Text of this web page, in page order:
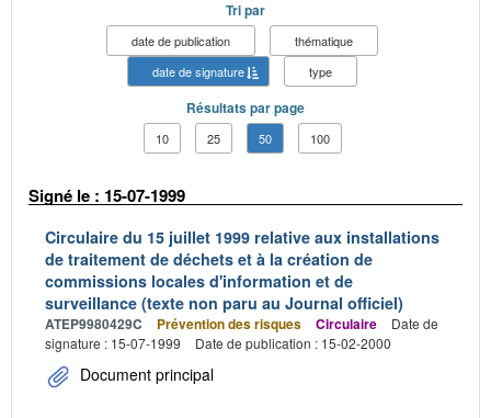
Tri par
date de publication
thématique
date de signature
type
Résultats par page
10 25 50 100
Signé le : 15-07-1999
Circulaire du 15 juillet 1999 relative aux installations
de traitement de déchets et à la création de
commissions locales d'information et de
surveillance (texte non paru au Journal officiel)
ATEP9980429C Prévention des risques Circulaire
Date de
signature : 15-07-1999
Date de publication : 15-02-2000
Document principal